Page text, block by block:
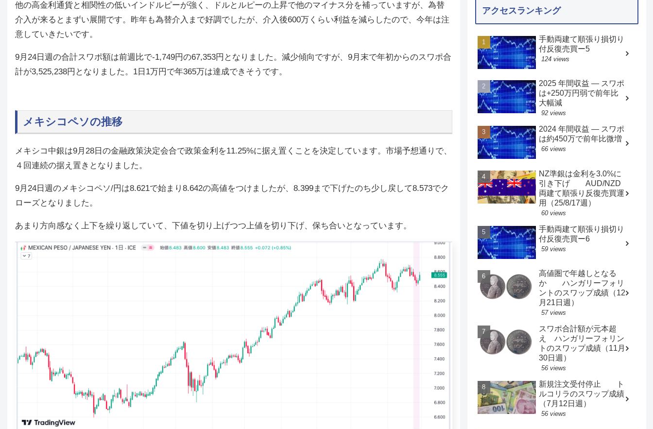
他の高金利通貨と相関性の低いインドルピーが強く、ドルとルピーの上昇で他のマイナス分を補っていますが、為替
介入が来るとまずい展開です。昨年も為替介入まで好調でしたが、介入後600万くらい利益を減らしたので、今年は注
意していきたいです。
9月24日週の合計スワポ額は前週比で-1,749円の67,353円となりました。減少傾向ですが、9月末で年初からのスワポ合
計が3,525,238円となりました。1日1万円で年365万は達成できそうです。
メキシコペソの推移
メキシコ中銀は9月28日の金融政策決定会合で政策金利を11.25%に据え置くことを決定しています。市場予想通りで、
４回連続の据え置きとなりました。
9月24日週のメキシコペソ/円は8.621で始まり8.642の高値をつけましたが、8.399まで下げたのち少し戻して8.573でク
ローズとなりました。
あまり方向感なく上下を繰り返していて、下値を切り上げつつ上値を切り下げ、保ち合いとなっています。
アクセスランキング
手動両建て順張り損切り
付反復売買ー5
124 views
2025 年間収益 — スワポ
は+250万円弱で前年比
大幅減
92 views
2024 年間収益 — スワポ
は約450万で前年比微増
66 views
NZ準銀は金利を3.0%に
引き下げ AUD/NZD
両建て順張り反復売買運
用（25/8/17週）
60 views
手動両建て順張り損切り
付反復売買ー6
59 views
高値圏で年越しとなる
か ハンガリーフォリ
ントのスワップ成績（12
月21日週）
57 views
スワポ合計額が元本超
え ハンガリーフォリン
トのスワップ成績（11月
30日週）
56 views
新規注文受付停止 ト
ルコリラのスワップ成績
（7月12日週）
56 views